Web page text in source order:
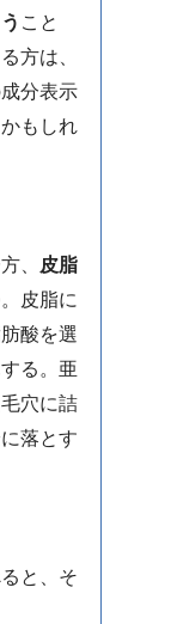
こと
方は、
分表示
もしれ
、 皮脂
皮脂に
酸を選
る。亜
穴に詰
落とす
と、そ